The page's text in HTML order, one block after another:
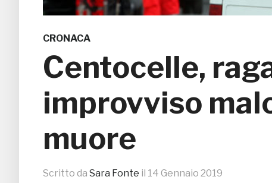
CRONACA
Centocelle,
improvviso
muore
Scritto da Sara Fonte il 14 Gennaio 2019